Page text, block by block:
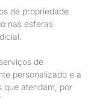
de propriedade
nas esferas
de
personalizado e a
que atendam, por